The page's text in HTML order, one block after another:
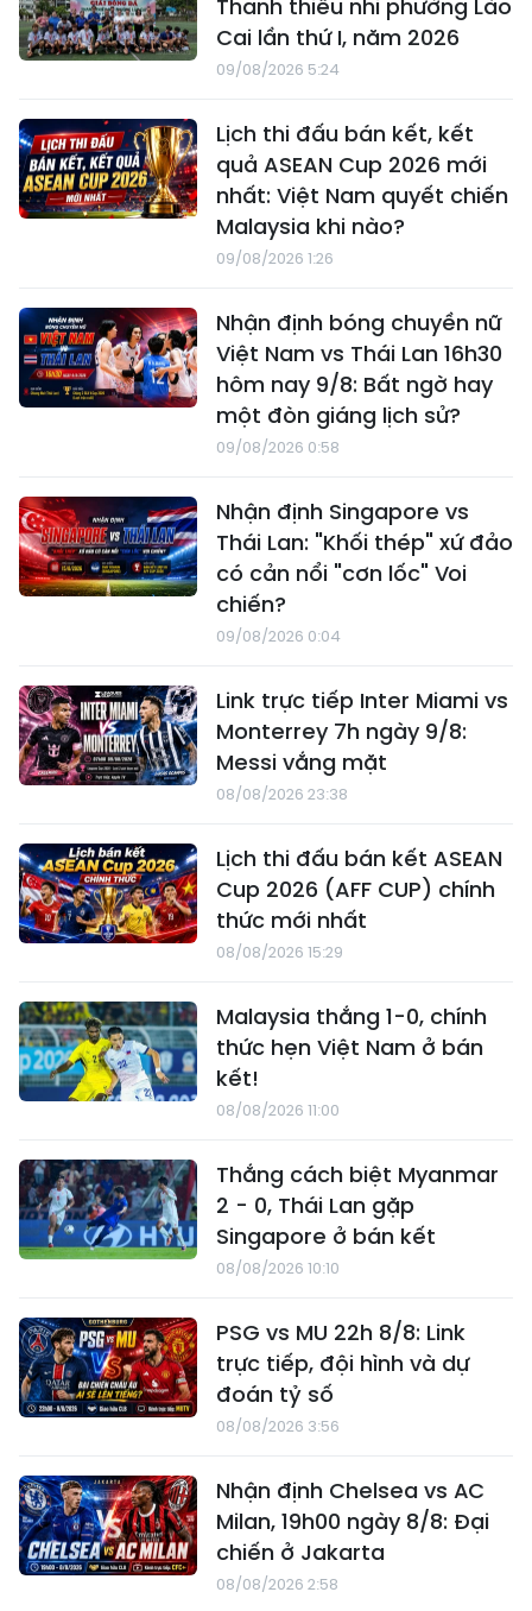
Thanh thiếu nhi phường Lào
Cai lần thứ I, năm 2026
09/08/2026 5:24
Lịch thi đấu bán kết, kết
quả ASEAN Cup 2026 mới
nhất: Việt Nam quyết chiến
Malaysia khi nào?
09/08/2026 1:26
Nhận định bóng chuyền nữ
Việt Nam vs Thái Lan 16h30
hôm nay 9/8: Bất ngờ hay
một đòn giáng lịch sử?
09/08/2026 0:58
Nhận định Singapore vs
Thái Lan: "Khối thép" xứ đảo
có cản nổi "cơn lốc" Voi
chiến?
09/08/2026 0:04
Link trực tiếp Inter Miami vs
Monterrey 7h ngày 9/8:
Messi vắng mặt
08/08/2026 23:38
Lịch thi đấu bán kết ASEAN
Cup 2026 (AFF CUP) chính
thức mới nhất
08/08/2026 15:29
Malaysia thắng 1-0, chính
thức hẹn Việt Nam ở bán
kết!
08/08/2026 11:00
Thắng cách biệt Myanmar
2 - 0, Thái Lan gặp
Singapore ở bán kết
08/08/2026 10:10
PSG vs MU 22h 8/8: Link
trực tiếp, đội hình và dự
đoán tỷ số
08/08/2026 3:56
Nhận định Chelsea vs AC
Milan, 19h00 ngày 8/8: Đại
chiến ở Jakarta
08/08/2026 2:58